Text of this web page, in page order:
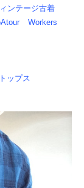
ンテージ古着
Workers
トップス